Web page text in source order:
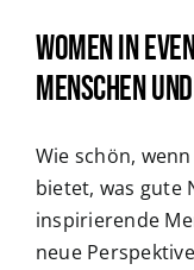
Women in
Menschen
Wie schön,
bietet, was gute
inspirierende
neue